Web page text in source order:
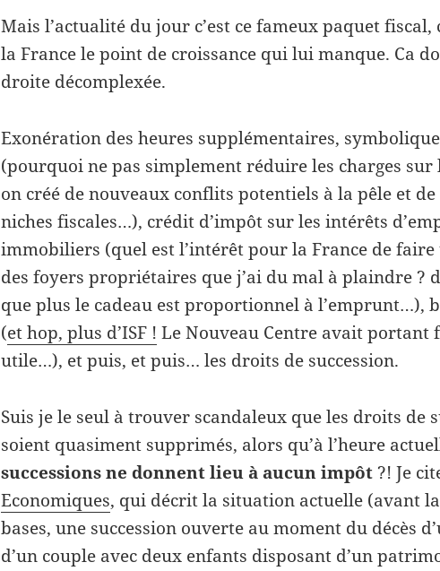
Mais l’actualité du jour c’est ce fameux paquet fiscal,
la Francele point de croissance qui lui manque. Ca
droite décomplexée.
Exonération des heures supplémentaires,
(pourquoi ne pas simplement réduire les charges sur
on créé de nouveaux conflits potentiels à la pêle et
niches fiscales…), crédit d’impôt sur les intérêts
immobiliers (quel est l’intérêt pour la France de faire
des foyers propriétaires que j’ai du mal à plaindre ?
que plus le cadeau est proportionnel à l’emprunt…),
(et hop, plus d’ISF ! Le Nouveau Centre avait portant
utile…), et puis, et puis… les droits de succession.
Suis je le seul à trouver scandaleux que les droits de
soient quasiment supprimés, alors qu’à l’heure
successions ne donnent lieu à aucun impôt ?! Je
Economiques, qui décrit la situation actuelle (avant
bases, une succession ouverte au moment du décès
d’un couple avec deux enfants disposant d’un